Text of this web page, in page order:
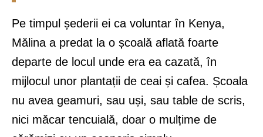
Pe timpul șederii ei ca voluntar în Kenya,
Mălina a predat la o școală aflată foarte
departe de locul unde era ea cazată, în
mijlocul unor plantații de ceai și cafea. Școala
nu avea geamuri, sau uși, sau table de scris,
nici măcar tencuială, doar o mulțime de